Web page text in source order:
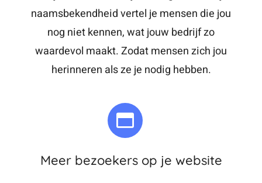
naamsbekendheid vertel je mensen die jou
nog niet kennen, wat jouw bedrijf zo
waardevol maakt. Zodat mensen zich jou
herinneren als ze je nodig hebben.
Meer bezoekers op je website